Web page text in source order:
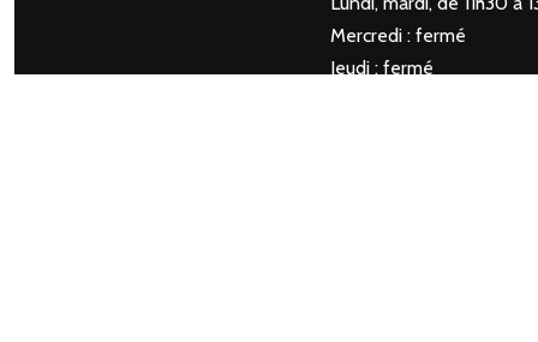
Mercredi : fermé
Jeudi : fermé